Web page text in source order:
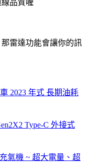
品質喔
雷達功能會讓你的訊
2023 年式 長期油耗
Type-C 外接式
氣機 ~ 超大電量、超